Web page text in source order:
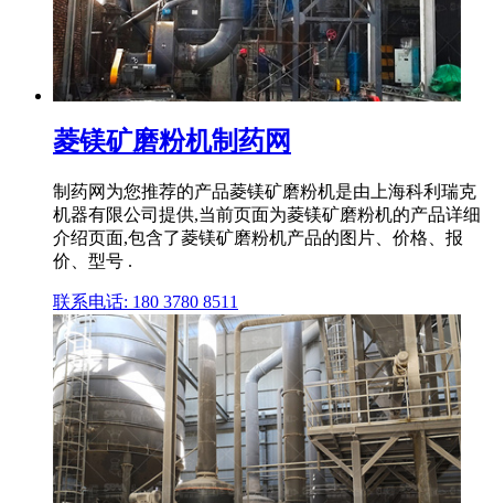
菱镁矿磨粉机制药网
制药网为您推荐的产品菱镁矿磨粉机是由上海科利瑞克
机器有限公司提供,当前页面为菱镁矿磨粉机的产品详细
介绍页面,包含了菱镁矿磨粉机产品的图片、价格、报
价、型号 .
联系电话: 180 3780 8511